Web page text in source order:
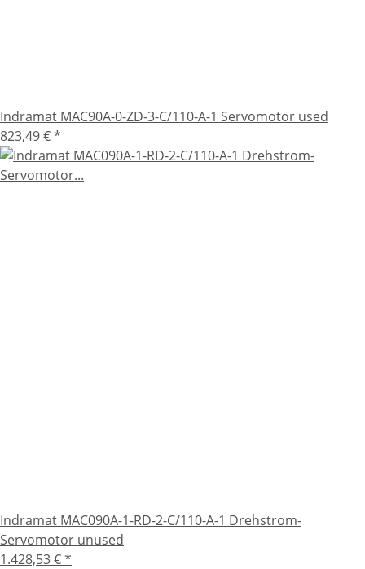
Indramat MAC90A-0-ZD-3-C/110-A-1 Servomotor used
823,49 €*
Indramat MAC090A-1-RD-2-C/110-A-1 Drehstrom-
Servomotor unused
1.428,53 €*